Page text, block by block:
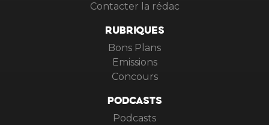
Contacter la rédac
RUBRIQUES
Bons Plans
Emissions
Concours
PODCASTS
Podcasts